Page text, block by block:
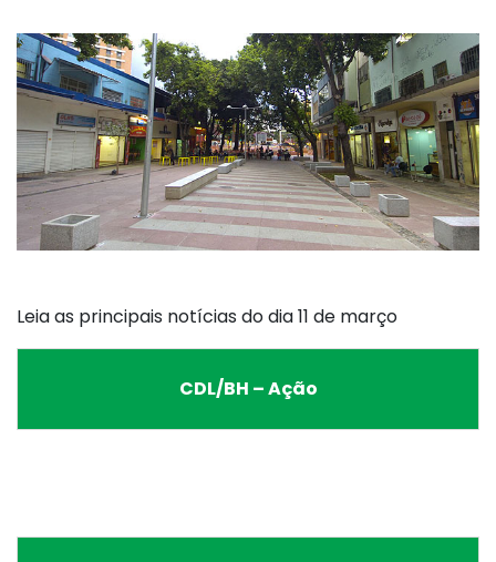
Leia as principais notícias do dia 11 de março
CDL/BH – Ação